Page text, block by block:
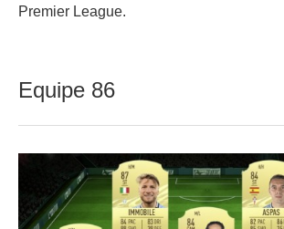
Premier League.
Equipe 86